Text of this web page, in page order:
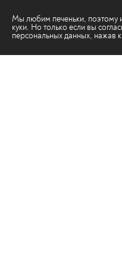
Мы любим печеньки, поэтому
куки. Но только если вы
персональных данных, нажав